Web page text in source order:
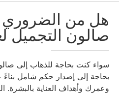
هل من الضروري
صالون التجميل
سواء كنت بحاجة للذهاب إلى
بحاجة إلى إصدار حكم شامل
وعمرك وأهداف العناية بالبشرة.